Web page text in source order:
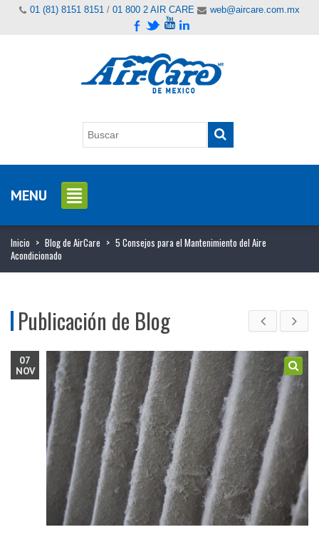
01 (81) 8151 8151 / 01 800 2 AIR CARE web@aircare.com.mx
MENU
Inicio > Blog de AirCare > 5 Consejos para el Mantenimiento del Aire
Acondicionado
Publicación de Blog
07
NOV